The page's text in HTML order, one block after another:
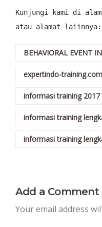
Kunjungi kami di
atau alamat laiinnya:
BEHAVIORAL EVENT
expertindo-training.com
informasi training 2017
informasi training
informasi training
Add a Comment
Your email address